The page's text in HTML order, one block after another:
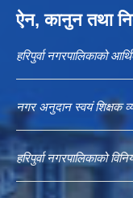
ऐन, कानुन तथा
हरिपुर्वा नगरपालिकाको
नगर अनुदान स्वयं शिक्षक
हरिपुर्वा नगरपालिकाको